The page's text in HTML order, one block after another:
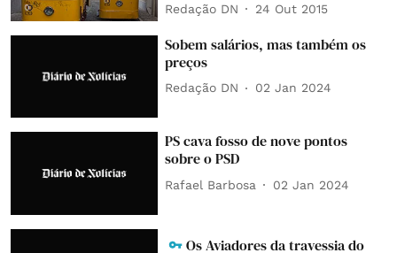
Redação DN 24 Out 2015
Sobem salários, mas também os
preços
Redação DN 02 Jan 2024
PS cava fosso de nove pontos
sobre o PSD
Rafael Barbosa 02 Jan 2024
Os Aviadores da travessia do